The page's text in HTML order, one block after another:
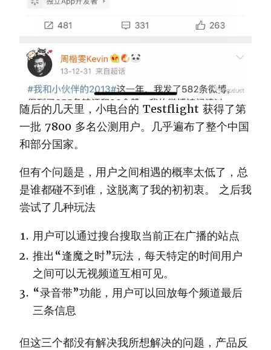
随后的几天里，小电台的 Testflight 获得了第
一批 7800 多名公测用户。几乎遍布了整个中国
和部分国家。
但有个问题是，用户之间相遇的概率太低了，总
是谁都碰不到谁，这脱离了我的初初衷。 之后我
尝试了几种玩法
用户可以通过搜台搜取当前正在广播的站点
推出“逢魔之时”玩法，每天特定的时间用户
之间可以无视频道互相可见。
“录音带”功能，用户可以回放每个频道最后
三条信息
但这三个都没有解决我所想解决的问题，产品反